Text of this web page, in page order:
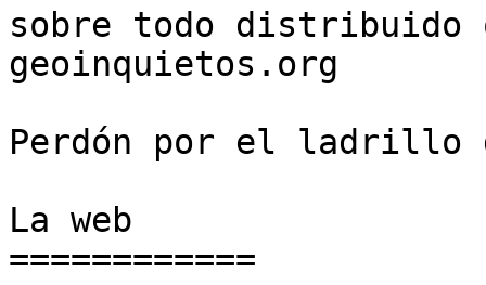
sobre todo distribuido
geoinquietos.org
Perdón por el ladrillo
La web
============